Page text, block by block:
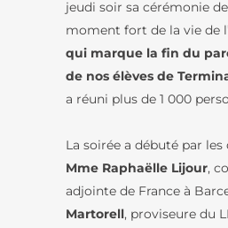
jeudi soir sa cérémonie
moment fort de la vie de
qui marque la fin du
de nos élèves de
a réuni plus de 1 000
La soirée a débuté par les
Mme Raphaëlle Lijour,
adjointe de France à
Martorell, proviseure du